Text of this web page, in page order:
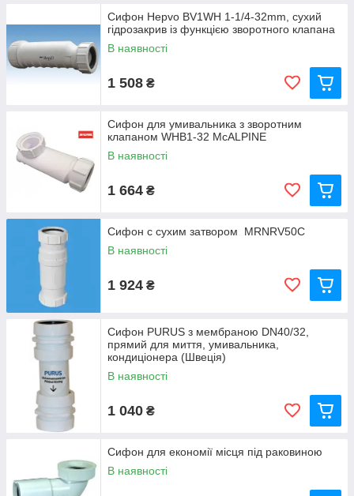
Сифон Hepvo BV1WH 1-1/4-32mm, сухий
гідрозакрив із функцією зворотного клапана
В наявності
1 508 ₴
Сифон для умивальника з зворотним
клапаном WHB1-32 McALPINE
В наявності
1 664 ₴
Сифон с сухим затвором MRNRV50C
В наявності
1 924 ₴
Сифон PURUS з мембраною DN40/32,
прямий для миття, умивальника,
кондиціонера (Швеція)
В наявності
1 040 ₴
Сифон для економії місця під раковиною
В наявності